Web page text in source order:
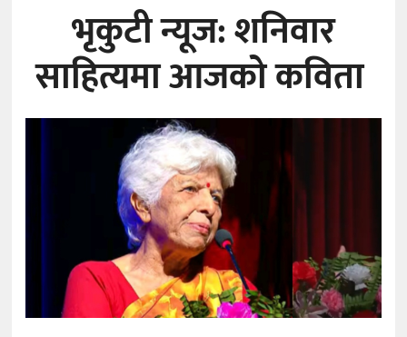
अन्तराष्ट्रिय
अन्तर्वार्ता
भृकुटी न्यूज: शनिवार
साहित्यमा आजको कविता